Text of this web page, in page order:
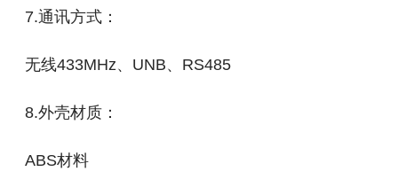
7.通讯⽅式：
无线433MHz、UNB、RS485
8.外壳材质：
ABS材料